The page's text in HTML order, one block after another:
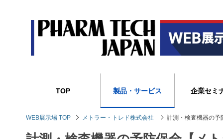
TOP 製品・サービス 企業セミ
WEB展示場 TOP メトラー・トレド株式会社 計測・検査機器の予